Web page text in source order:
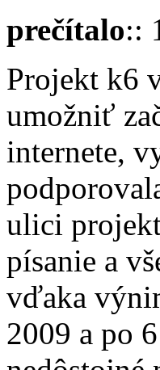
prečítalo::
Projekt k6
umožniť
internete,
ulici
písanie a
vďaka
2009 a po